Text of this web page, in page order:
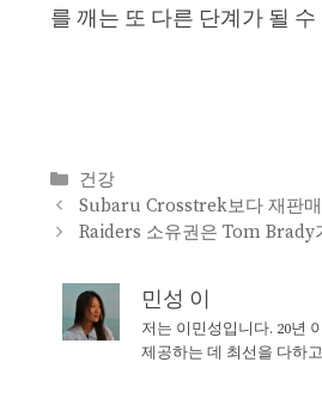
를 깨는 또 다른 단계가 될
Categories
건강
Subaru Crosstrek보다 재판
Raiders 소유권은 Tom Brady
민성 이
저는 이민성입니다. 20년
제공하는 데 최선을 다하